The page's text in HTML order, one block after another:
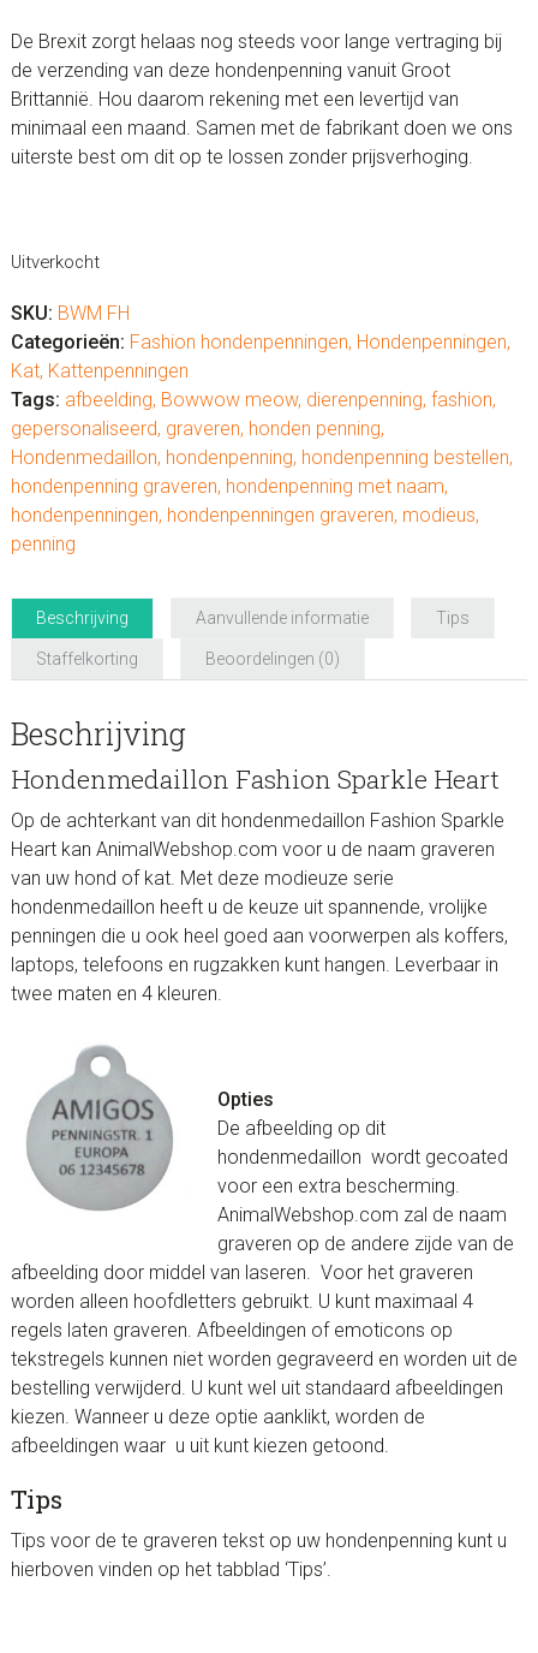
De Brexit zorgt helaas nog steeds voor lange vertraging bij
de verzending van deze hondenpenning vanuit Groot
Brittannië. Hou daarom rekening met een levertijd van
minimaal een maand. Samen met de fabrikant doen we ons
uiterste best om dit op te lossen zonder prijsverhoging.
Uitverkocht
SKU: BWM FH
Categorieën: Fashion hondenpenningen, Hondenpenningen,
Kat, Kattenpenningen
Tags: afbeelding, Bowwow meow, dierenpenning, fashion,
gepersonaliseerd, graveren, honden penning,
Hondenmedaillon, hondenpenning, hondenpenning bestellen,
hondenpenning graveren, hondenpenning met naam,
hondenpenningen, hondenpenningen graveren, modieus,
penning
Beschrijving Aanvullende informatie Tips
Staffelkorting Beoordelingen (0)
Beschrijving
Hondenmedaillon Fashion Sparkle Heart
Op de achterkant van dit hondenmedaillon Fashion Sparkle
Heart kan AnimalWebshop.com voor u de naam graveren
van uw hond of kat. Met deze modieuze serie
hondenmedaillon heeft u de keuze uit spannende, vrolijke
penningen die u ook heel goed aan voorwerpen als koffers,
laptops, telefoons en rugzakken kunt hangen. Leverbaar in
twee maten en 4 kleuren.
Opties
De afbeelding op dit
hondenmedaillon wordt gecoated
voor een extra bescherming.
AnimalWebshop.com zal de naam
graveren op de andere zijde van de
afbeelding door middel van laseren. Voor het graveren
worden alleen hoofdletters gebruikt. U kunt maximaal 4
regels laten graveren. Afbeeldingen of emoticons op
tekstregels kunnen niet worden gegraveerd en worden uit de
bestelling verwijderd. U kunt wel uit standaard afbeeldingen
kiezen. Wanneer u deze optie aanklikt, worden de
afbeeldingen waar u uit kunt kiezen getoond.
Tips
Tips voor de te graveren tekst op uw hondenpenning kunt u
hierboven vinden op het tabblad ‘Tips’.